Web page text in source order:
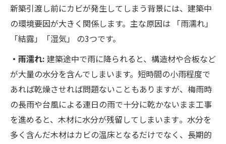
新築引渡し前にカビが発生してしまう背景には、建築中
の環境要因が大きく関係します。主な原因は 「雨濡れ」
「結露」「湿気」 の3つです。
・雨濡れ: 建築途中で雨に降られると、構造材や合板など
が大量の水分を含んでしまいます。短時間の小雨程度で
あれば乾燥させれば問題ないこともありますが、梅雨時
の長雨や台風による連日の雨で十分に乾かないまま工事
を進めると、木材に水分が残留してしまいます​。水分を
多く含んだ木材はカビの温床となるだけでなく、長期的